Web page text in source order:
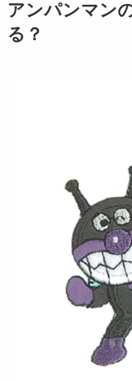
アンパンマン
る？